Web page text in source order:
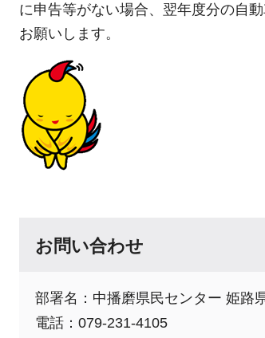
に申告等がない場合、翌年度分の自
お願いします。
お問い合わせ
部署名：中播磨県民センター 姫路
電話：079-231-4105